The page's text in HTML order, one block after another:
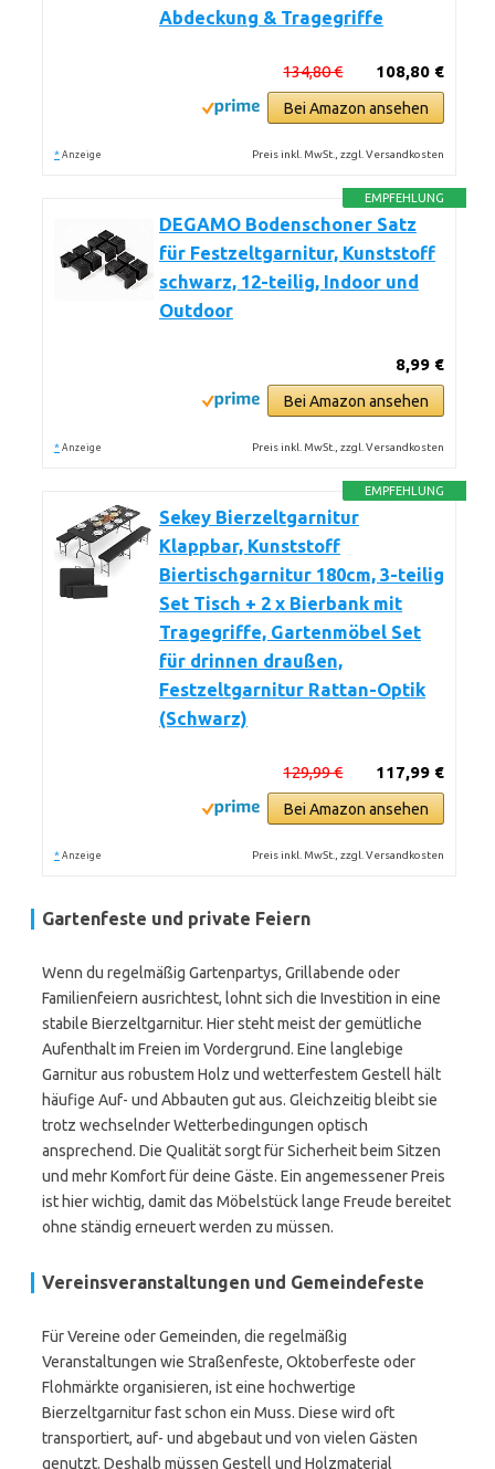
Abdeckung & Tragegriffe
108,80 €
134,80 €
Bei Amazon ansehen
* Anzeige Preis inkl. MwSt., zzgl. Versandkosten
EMPFEHLUNG
DEGAMO Bodenschoner Satz
für Festzeltgarnitur, Kunststoff
schwarz, 12-teilig, Indoor und
Outdoor
8,99 €
Bei Amazon ansehen
* Anzeige Preis inkl. MwSt., zzgl. Versandkosten
EMPFEHLUNG
Sekey Bierzeltgarnitur
Klappbar, Kunststoff
Biertischgarnitur 180cm, 3-teilig
Set Tisch + 2 x Bierbank mit
Tragegriffe, Gartenmöbel Set
für drinnen draußen,
Festzeltgarnitur Rattan-Optik
(Schwarz)
117,99 €
129,99 €
Bei Amazon ansehen
* Anzeige Preis inkl. MwSt., zzgl. Versandkosten
Gartenfeste und private Feiern
Wenn du regelmäßig Gartenpartys, Grillabende oder
Familienfeiern ausrichtest, lohnt sich die Investition in eine
stabile Bierzeltgarnitur. Hier steht meist der gemütliche
Aufenthalt im Freien im Vordergrund. Eine langlebige
Garnitur aus robustem Holz und wetterfestem Gestell hält
häufige Auf- und Abbauten gut aus. Gleichzeitig bleibt sie
trotz wechselnder Wetterbedingungen optisch
ansprechend. Die Qualität sorgt für Sicherheit beim Sitzen
und mehr Komfort für deine Gäste. Ein angemessener Preis
ist hier wichtig, damit das Möbelstück lange Freude bereitet
ohne ständig erneuert werden zu müssen.
Vereinsveranstaltungen und Gemeindefeste
Für Vereine oder Gemeinden, die regelmäßig
Veranstaltungen wie Straßenfeste, Oktoberfeste oder
Flohmärkte organisieren, ist eine hochwertige
Bierzeltgarnitur fast schon ein Muss. Diese wird oft
transportiert, auf- und abgebaut und von vielen Gästen
genutzt. Deshalb müssen Gestell und Holzmaterial